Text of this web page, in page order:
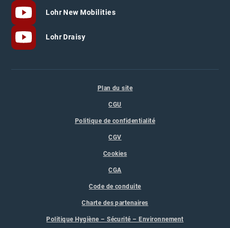
Lohr New Mobilities
Lohr Draisy
Plan du site
CGU
Politique de confidentialité
CGV
Cookies
CGA
Code de conduite
Charte des partenaires
Politique Hygiène – Sécurité – Environnement